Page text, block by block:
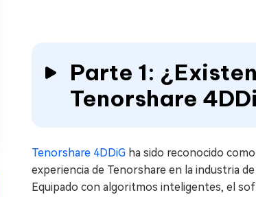
Parte 1:
Tenorshare
Tenorshare 4DDiG ha sido reconocido
experiencia de Tenorshare en la industria
Equipado con algoritmos inteligentes, el